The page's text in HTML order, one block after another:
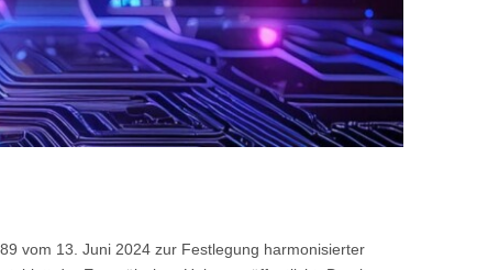
vom 13. Juni 2024 zur Festlegung harmonisierter